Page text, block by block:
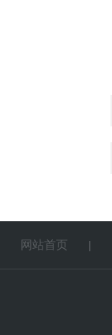
网站首页 |